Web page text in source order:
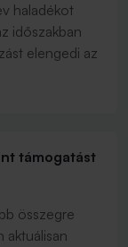
haladékot
időszakban
elengedi az
támogatást
összegre
aktuálisan